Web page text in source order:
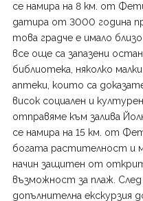
се намира на 8 км. от
датира от 3000 година
това градче е имало
все още са запазени
библиотека, няколко
аптеки, които са
висок социален и
отправяме към залива
се намира на 15 км. от
богата растителност и
начин защитен от
възможност за плаж.
допълнителна екскурзия